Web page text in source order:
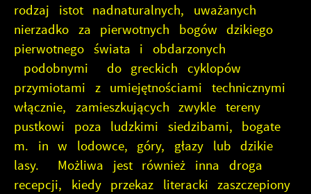
rodzaj istot nadnaturalnych, uważanych
nierzadko za pierwotnych bogów dzikiego
pierwotnego świata i obdarzonych
podobnymi do greckich cyklopów
przymiotami z umiejętnościami technicznymi
włącznie, zamieszkujących zwykle tereny
pustkowi poza ludzkimi siedzibami, bogate
m. in w lodowce, góry, głazy lub dzikie
lasy. Możliwa jest również inna droga
recepcji, kiedy przekaz literacki zaszczepiony